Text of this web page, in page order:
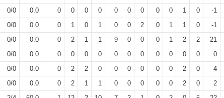
0/0 0.0 0 0 0 0 0 0 0 0 0 1 0 -1
0/0 0.0 0 1 0 1 0 0 2 0 1 1 0 -1
0/0 0.0 0 2 1 1 9 0 0 0 1 2 2 21
0/0 0.0 0 0 0 0 0 0 0 0 0 0 0 0
0/0 0.0 0 2 2 0 0 0 0 0 0 2 0 4
0/0 0.0 0 2 1 1 0 0 0 0 0 2 0 2